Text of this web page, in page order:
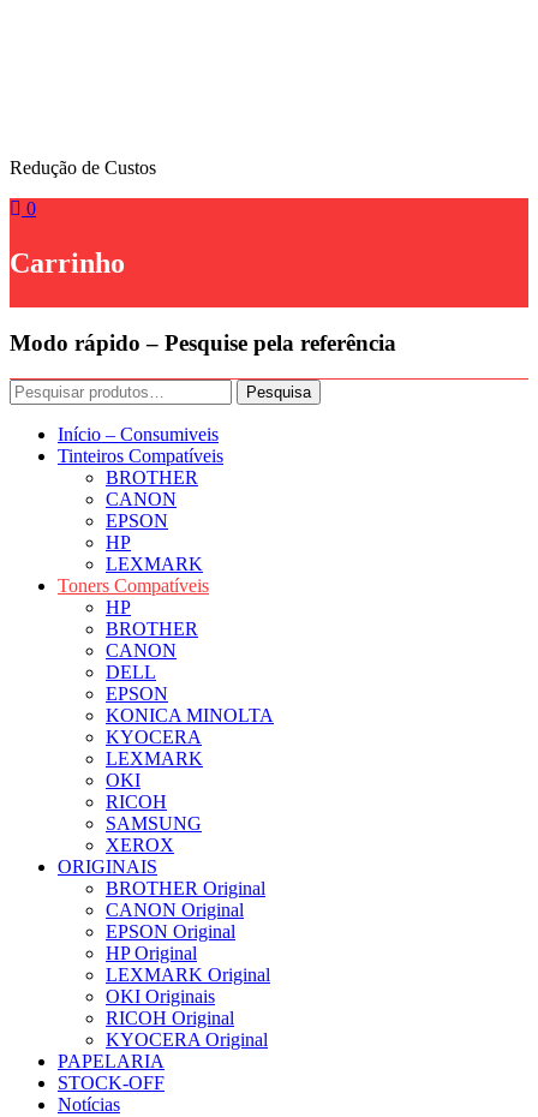
Redução de Custos
0
Carrinho
Modo rápido – Pesquise pela referência
Pesquisar
por:
Pesquisa
Início – Consumiveis
Tinteiros Compatíveis
BROTHER
CANON
EPSON
HP
LEXMARK
Toners Compatíveis
HP
BROTHER
CANON
DELL
EPSON
KONICA MINOLTA
KYOCERA
LEXMARK
OKI
RICOH
SAMSUNG
XEROX
ORIGINAIS
BROTHER Original
CANON Original
EPSON Original
HP Original
LEXMARK Original
OKI Originais
RICOH Original
KYOCERA Original
PAPELARIA
STOCK-OFF
Notícias